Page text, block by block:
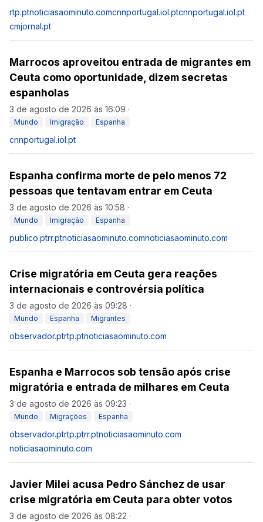
rtp.ptnoticiasaominuto.comcnnportugal.iol.ptcnnportugal.iol.pt
cmjornal.pt
Marrocos aproveitou entrada de migrantes em
Ceuta como oportunidade, dizem secretas
espanholas
3 de agosto de 2026 às 16:09 ·
Mundo Imigração Espanha
cnnportugal.iol.pt
Espanha confirma morte de pelo menos 72
pessoas que tentavam entrar em Ceuta
3 de agosto de 2026 às 10:58 ·
Mundo Imigração Espanha
publico.ptrr.ptnoticiasaominuto.comnoticiasaominuto.com
Crise migratória em Ceuta gera reações
internacionais e controvérsia política
3 de agosto de 2026 às 09:28 ·
Mundo Espanha Migrantes
observador.ptrtp.ptnoticiasaominuto.com
Espanha e Marrocos sob tensão após crise
migratória e entrada de milhares em Ceuta
3 de agosto de 2026 às 09:23 ·
Mundo Migrações Espanha
observador.ptrtp.ptrr.ptnoticiasaominuto.com
noticiasaominuto.com
Javier Milei acusa Pedro Sánchez de usar
crise migratória em Ceuta para obter votos
3 de agosto de 2026 às 08:22 ·